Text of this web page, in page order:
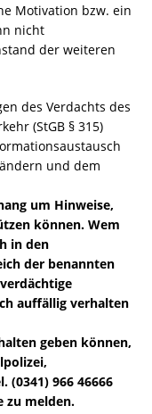
Motivation bzw. ein
nicht
der weiteren
des Verdachts des
(StGB § 315)
und dem
um Hinweise,
können. Wem
in den
der benannten
auffällig verhalten
geben können,
(0341) 966 46666
zu melden.